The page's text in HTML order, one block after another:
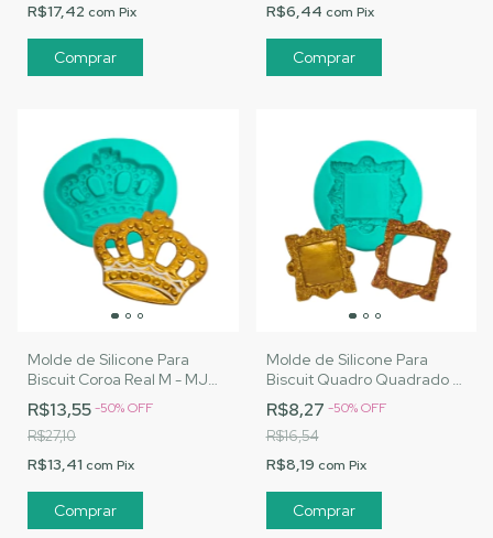
R$17,42 com Pix R$6,44 com Pix
Molde de Silicone Para
Biscuit Coroa Real M - MJ
Artesanatos |Cód. A107
R$13,55-50%OFF
R$27,10
R$13,41 com Pix
Molde de Silicone Para
Biscuit Quadro Quadrado -
MJ Artesanatos |Cód. A108
R$8,27 -50%OFF
R$16,54
R$8,19 com Pix